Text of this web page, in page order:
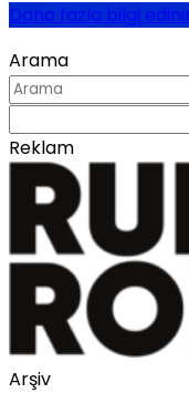
Daha fazla bilgi
Arama
Reklam
Arşiv